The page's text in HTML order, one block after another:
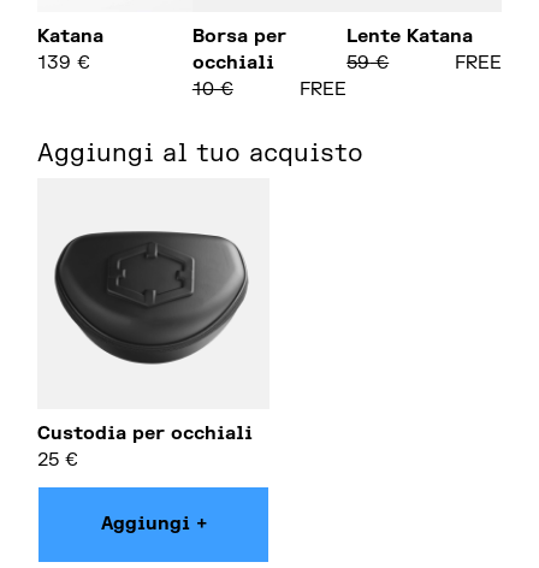
Katana
139 €
Borsa per
occhiali
10€ FREE
Lente Katana
59€ FREE
Aggiungi al tuo acquisto
Custodia per occhiali
25 €
Aggiungi +